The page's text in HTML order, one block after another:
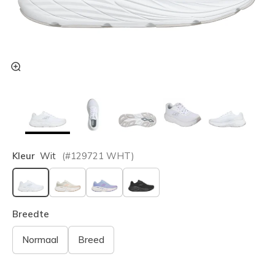
Kleur Wit (#129721 WHT)
geselecteerd
Breedte
Normaal Breed